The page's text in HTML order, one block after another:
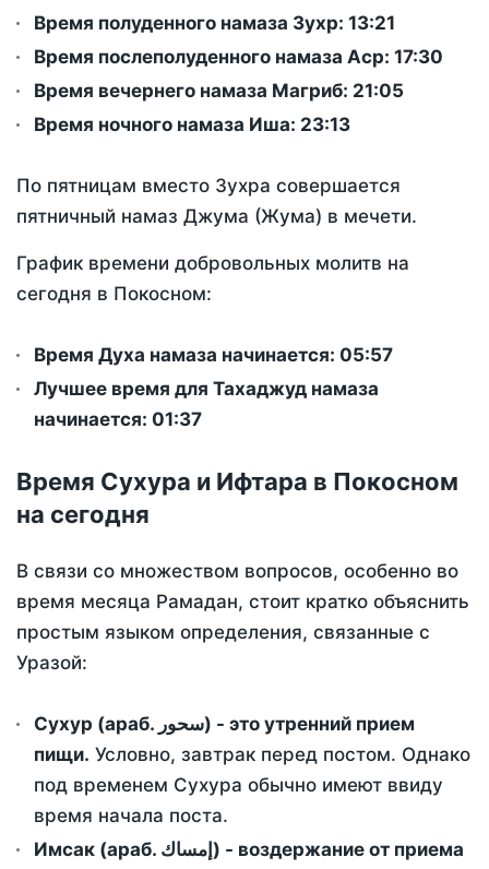
Время полуденного намаза Зухр: 13:21
Время послеполуденного намаза Аср: 17:30
Время вечернего намаза Магриб: 21:05
Время ночного намаза Иша: 23:13
По пятницам вместо Зухра совершается
пятничный намаз Джума (Жума) в мечети.
График времени добровольных молитв на
сегодня в Покосном:
Время Духа намаза начинается: 05:57
Лучшее время для Тахаджуд намаза
начинается: 01:37
Время Сухура и Ифтара в Покосном
на сегодня
В связи со множеством вопросов, особенно во
время месяца Рамадан, стоит кратко объяснить
простым языком определения, связанные с
Уразой:
Сухур (араб. سحور) - это утренний прием
пищи. Условно, завтрак перед постом. Однако
под временем Сухура обычно имеют ввиду
время начала поста.
Имсак (араб. إمساك) - воздержание от приема